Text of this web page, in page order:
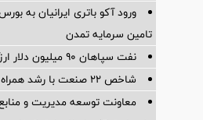
ورود آکو باتری ایرانیان به
تامین سرمایه تمدن
نفت سپاهان ۹۰ میلیون دلار ارزآوری کرد
شاخص ۲۲ صنعت با رشد همراه شد
معاونت توسعه مدیریت و